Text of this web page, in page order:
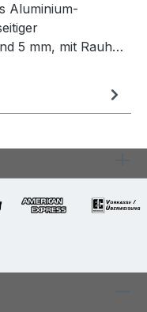
Aluminium-
5 mm, mit Rauh…